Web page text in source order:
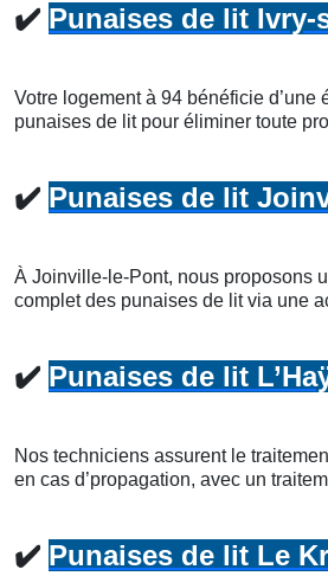
✔️ Punaises de lit Ivry-
Votre logement à 94 bénéficie d’une
punaises de lit pour éliminer toute
✔️ Punaises de lit
À Joinville-le-Pont, nous proposons
complet des punaises de lit via une
✔️ Punaises de lit
Nos techniciens assurent le
en cas d’propagation, avec un
✔️ Punaises de lit Le